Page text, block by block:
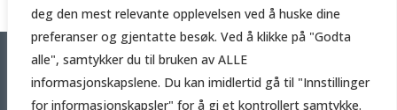
deg den mest relevante opplevelsen ved å huske dine
preferanser og gjentatte besøk. Ved å klikke på "Godta
alle", samtykker du til bruken av ALLE
informasjonskapslene. Du kan imidlertid gå til "Innstillinger
for informasjonskapsler" for å gi et kontrollert samtykke.
Copyright © 2026 Håndverker.online
Trolldalen 2A, 5101 Eidsvågneset